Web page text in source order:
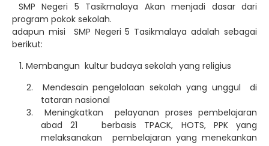
SMP Negeri 5 Tasikmalaya Akan menjadi dasar dari
program pokok sekolah.
adapun misi SMP Negeri 5 Tasikmalaya adalah sebagai
berikut:
1. Membangun kultur budaya sekolah yang religius
2. Mendesain pengelolaan sekolah yang unggul di
tataran nasional
3. Meningkatkan pelayanan proses pembelajaran
abad 21 berbasis TPACK, HOTS, PPK yang
melaksanakan pembelajaran yang menekankan